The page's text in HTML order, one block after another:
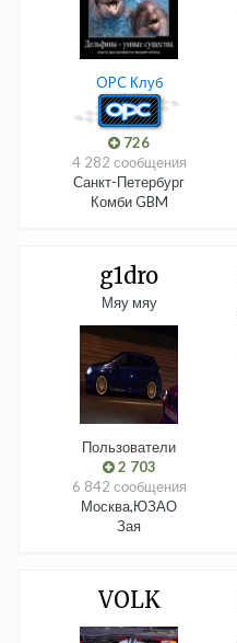
OPC Клуб
726
4 282 сообщения
Санкт-Петербург
Комби GBM
g1dro
Мяу мяу
Пользователи
2 703
6 842 сообщения
Москва,ЮЗАО
Зая
VOLK